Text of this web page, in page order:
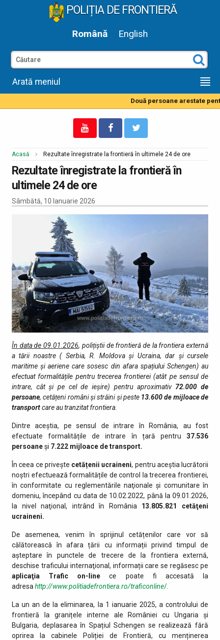
POLIȚIA DE FRONTIERĂ
Română English
Arată meniul
Două persoane arestate
Acasă Rezultate înregistrate la frontieră în ultimele 24 de ore
Rezultate înregistrate la frontieră în
ultimele 24 de ore
Sâmbătă, 10 Ianuarie 2026
În data de 09.01.2026, polițiștii de frontieră de la frontiera externă
a tării noastre ( Serbia, R. Moldova și Ucraina, dar și cursele
maritime și aeriene care sosesc din afara spațiului Schengen) au
efectuat formalitățile pentru trecerea frontierei (atât pe sensul de
intrare, cât şi pe cel de ieşire) pentru aproximativ 72.000 de
persoane, cetățeni români și străini şi peste 13.600de mijloace de
transportcare au tranzitat fro­ntiera.
Dintre aceștia, pe sensul de intrare în România, au fost
efectuate formalitățile de intrare în țară pentru 37.536
persoaneși 7.222 mijloace de transport.
În ceea ce privește cetățenii ucraineni, pentru aceștia lucrătorii
noștri efectuează formalitățile de control la trecerea frontierei,
în conformitate cu reglementările naţionale şi comunitare în
domeniu, începând cu data de 10.02.2022, până la 09.01.2026,
la nivel naţional, intrând în România 13.805.821 cetăţeni
ucraineni.
De asemenea, venim în sprijinul cetățenilor care vor să
călătorească în afara țării cu informații privind timpul de
așteptare în punctele de trecere de la frontiera externă,
deschise traficului internaţional, informații care se regăsesc pe
aplicaţia Trafic on-line ce poate fi accesată la
adresa http://www.politiadefrontiera.ro/traficonline/
La un an de la eliminarea, la 1 ianuarie 2025, a controlului de
frontieră la granițele interne ale României cu Ungaria și
Bulgaria, deplasarea în Spațiul Schengen se realizează fără
oprirea la cabinele Poliției de Frontieră, cu menținerea